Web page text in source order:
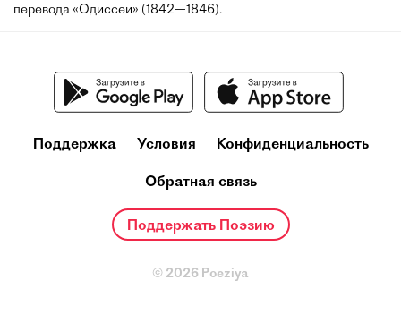
перевода «Одиссеи» (1842—1846).
Поддержка Условия Конфиденциальность
Обратная связь
Поддержать Поэзию
© 2026 Poeziya